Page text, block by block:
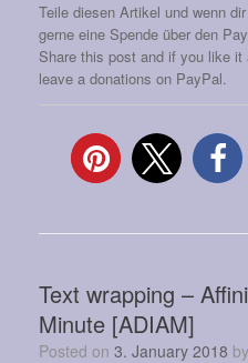
Teile diesen Artikel und wenn
gerne eine Spende über den
Share this post and if you like
leave a donations on PayPal.
Text wrapping –
Minute [ADIAM]
Posted on 3. January 2018 by